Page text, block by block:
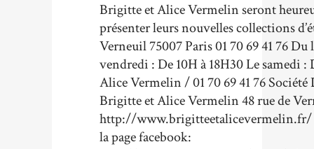
Brigitte et Alice Vermelin seront
présenter leurs nouvelles collections
Verneuil 75007 Paris 01 70 69 41 76
vendredi : De 10H à 18H30 Le samedi :
Alice Vermelin / 01 70 69 41 76
Brigitte et Alice Vermelin 48 rue de
http://www.brigitteetalicevermelin.fr/
la page facebook: